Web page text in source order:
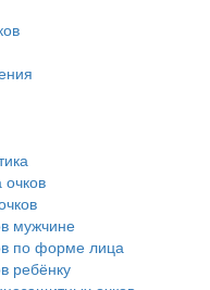
очков
мужчине
по форме лица
ребёнку